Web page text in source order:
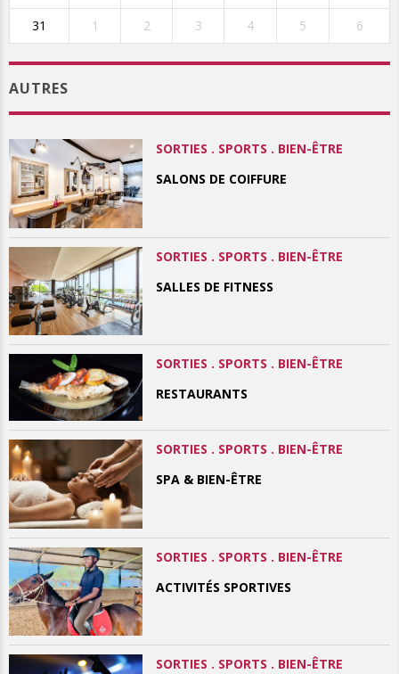
31 1 2 3 4 5 6
AUTRES
SORTIES . SPORTS . BIEN-ÊTRE
SALONS DE COIFFURE
SORTIES . SPORTS . BIEN-ÊTRE
SALLES DE FITNESS
SORTIES . SPORTS . BIEN-ÊTRE
RESTAURANTS
SORTIES . SPORTS . BIEN-ÊTRE
SPA & BIEN-ÊTRE
SORTIES . SPORTS . BIEN-ÊTRE
ACTIVITÉS SPORTIVES
SORTIES . SPORTS . BIEN-ÊTRE